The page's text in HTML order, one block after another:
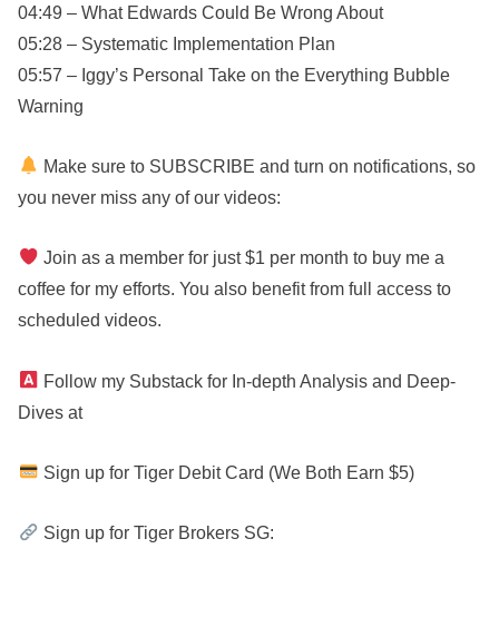
04:49 – What Edwards Could Be Wrong About
05:28 – Systematic Implementation Plan
05:57 – Iggy’s Personal Take on the Everything Bubble
Warning
Make sure to SUBSCRIBE and turn on notifications, so
you never miss any of our videos:
Join as a member for just $1 per month to buy me a
coffee for my efforts. You also benefit from full access to
scheduled videos.
Follow my Substack for In-depth Analysis and Deep-
Dives at
Sign up for Tiger Debit Card (We Both Earn $5)
Sign up for Tiger Brokers SG: